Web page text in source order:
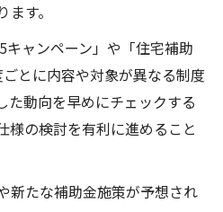
す。
ャンペーン」や「住宅補助
とに内容や対象が異なる制度
た動向を早めにチェックする
様の検討を有利に進めること
新たな補助金施策が予想され